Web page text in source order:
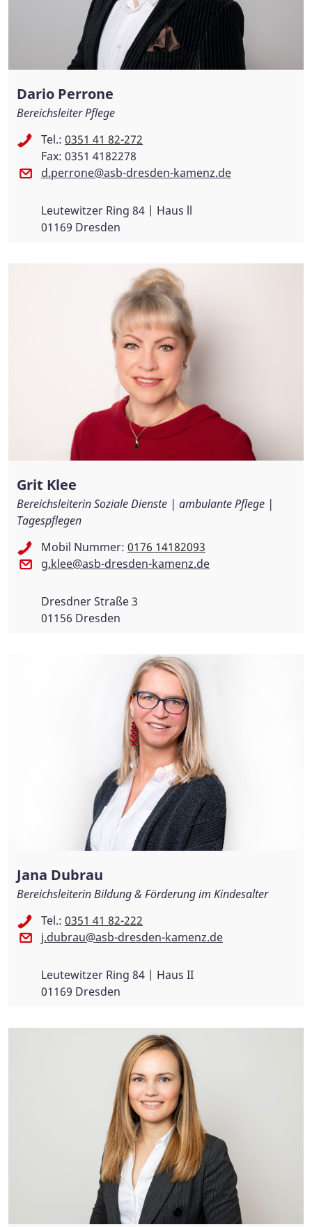
Dario Perrone
Bereichsleiter Pflege
Tel.: 0351 41 82-272
Fax: 0351 4182278
d.perrone@asb-dresden-kamenz.de
Leutewitzer Ring 84 | Haus ll
01169 Dresden
Grit Klee
Bereichsleiterin Soziale Dienste | ambulante Pflege |
Tagespflegen
Mobil Nummer: 0176 14182093
g.klee@asb-dresden-kamenz.de
Dresdner Straße 3
01156 Dresden
Jana Dubrau
Bereichsleiterin Bildung & Förderung im Kindesalter
Tel.: 0351 41 82-222
j.dubrau@asb-dresden-kamenz.de
Leutewitzer Ring 84 | Haus II
01169 Dresden